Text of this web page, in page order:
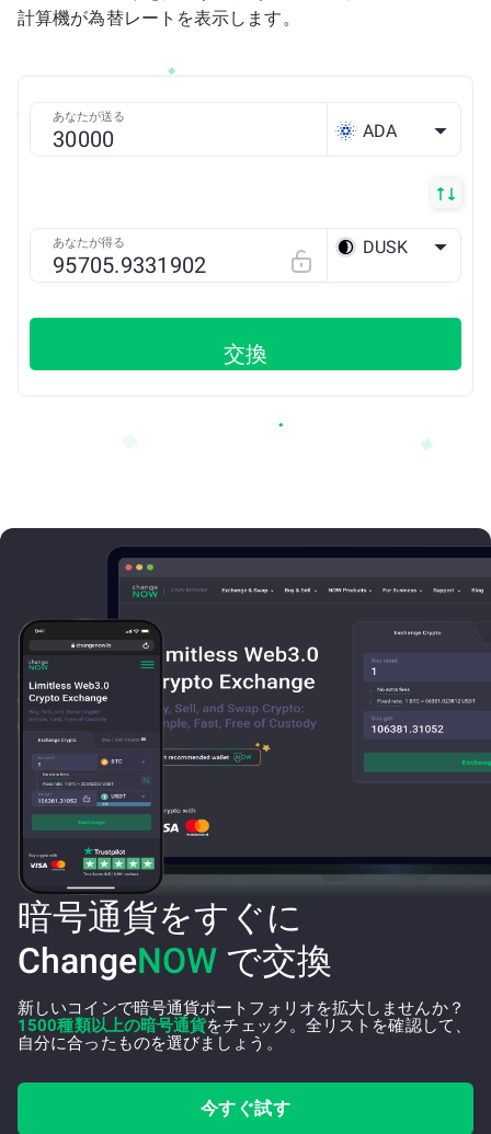
計算機が為替レートを表示します。
あなたが送る
ADA
あなたが得る DUSK
交換
暗号通貨をすぐに
ChangeNOW で交換
新しいコインで暗号通貨ポートフォリオを拡大しませんか？
1500種類以上の暗号通貨をチェック。全リストを確認して、
自分に合ったものを選びましょう。
今すぐ試す